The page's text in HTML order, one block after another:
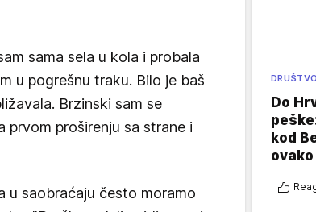
sama sela u kola i probala
u pogrešnu traku. Bilo je baš
Brzinski sam se
prvom proširenju sa strane i
u saobraćaju često moramo
DRUŠTVO
Do
kod